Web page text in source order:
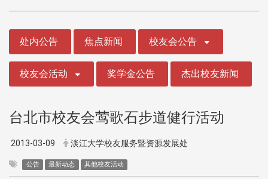
处内公告 焦点新闻 校友会公告
校友会活动 奖学金公告 杰出校友新闻
台北市校友会莺歌石步道健行活动
2013-03-09 淡江大学校友服务暨资源发展处
公告 最新动态 其他校友活动